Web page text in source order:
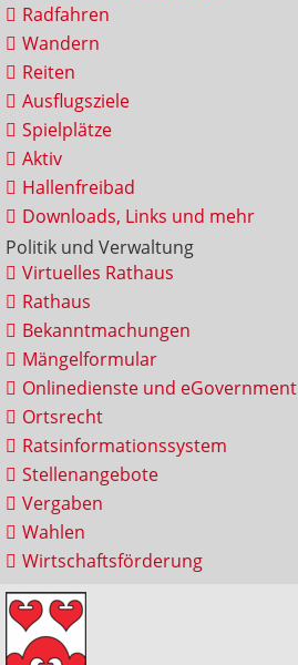
Radfahren
Wandern
Reiten
Ausflugsziele
Spielplätze
Aktiv
Hallenfreibad
Downloads, Links und mehr
Politik und Verwaltung
Virtuelles Rathaus
Rathaus
Bekanntmachungen
Mängelformular
Onlinedienste und eGovernment
Ortsrecht
Ratsinformationssystem
Stellenangebote
Vergaben
Wahlen
Wirtschaftsförderung